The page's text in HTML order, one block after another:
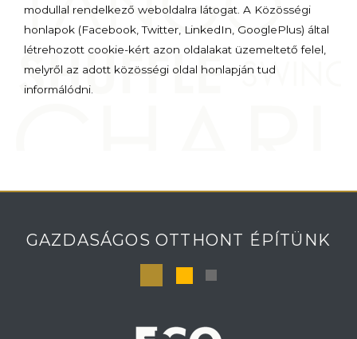
modullal rendelkező weboldalra látogat. A Közösségi
honlapok (Facebook, Twitter, LinkedIn, GooglePlus) által
létrehozott cookie-kért azon oldalakat üzemeltető felel,
melyről az adott közösségi oldal honlapján tud
informálódni.
GAZDASÁGOS OTTHONT ÉPÍTÜNK